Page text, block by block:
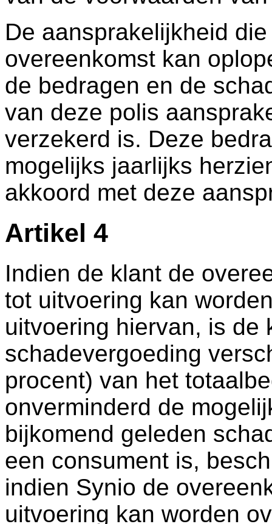
De aansprakelijkheid
overeenkomst kan
de bedragen en de
van deze polis
verzekerd is. Deze
mogelijks jaarlijks
akkoord met deze
Artikel 4
Indien de klant de
tot uitvoering kan
uitvoering hiervan, is de
schadevergoeding
procent) van het
onverminderd de
bijkomend geleden
een consument is,
indien Synio de
uitvoering kan worden